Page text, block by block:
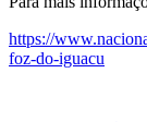
https://
foz-do-iguacu